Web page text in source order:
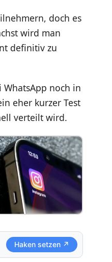
doch es
wird man
definitiv zu
noch in
eher kurzer Test
verteilt wird.
Haken setzen ↗